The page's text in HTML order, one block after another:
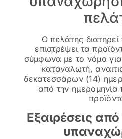
Ο πελάτης
επιστρέψει τα
σύμφωνα με το νόμο
καταναλωτή,
δεκατεσσάρων (14)
από την
Εξαιρέσεις